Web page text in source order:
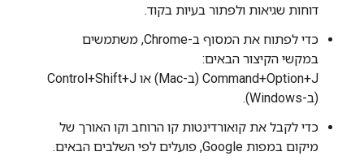
דוחות שגיאות ולפתור בעיות בקוד.
כדי לפתוח את המסוף ב-Chrome, משתמשים
במקשי הקיצור הבאים:
Command+Option+J (ב-Mac) או Control+Shift+J
(ב-Windows).
כדי לקבל את קואורדינטות קו הרוחב וקו האורך של
מיקום במפות Google, פועלים לפי השלבים הבאים.